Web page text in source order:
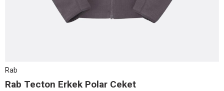
Rab
Rab Tecton Erkek Polar Ceket